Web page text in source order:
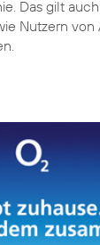
Das gilt
Nutzern von